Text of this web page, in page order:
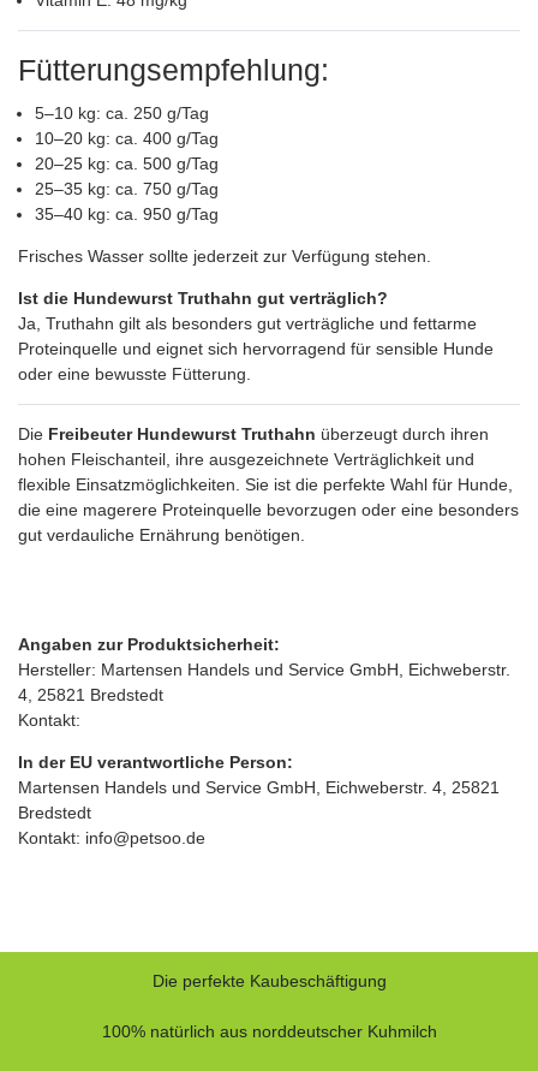
Fütterungsempfehlung:
5–10 kg: ca. 250 g/Tag
10–20 kg: ca. 400 g/Tag
20–25 kg: ca. 500 g/Tag
25–35 kg: ca. 750 g/Tag
35–40 kg: ca. 950 g/Tag
Frisches Wasser sollte jederzeit zur Verfügung stehen.
Ist die Hundewurst Truthahn gut verträglich?
Ja, Truthahn gilt als besonders gut verträgliche und fettarme
Proteinquelle und eignet sich hervorragend für sensible Hunde
oder eine bewusste Fütterung.
Die Freibeuter Hundewurst Truthahn überzeugt durch ihren
hohen Fleischanteil, ihre ausgezeichnete Verträglichkeit und
flexible Einsatzmöglichkeiten. Sie ist die perfekte Wahl für Hunde,
die eine magerere Proteinquelle bevorzugen oder eine besonders
gut verdauliche Ernährung benötigen.
Angaben zur Produktsicherheit:
Hersteller: Martensen Handels und Service GmbH, Eichweberstr.
4, 25821 Bredstedt
Kontakt:
In der EU verantwortliche Person:
Martensen Handels und Service GmbH, Eichweberstr. 4, 25821
Bredstedt
Kontakt: info@petsoo.de
Die perfekte Kaubeschäftigung
100% natürlich aus norddeutscher Kuhmilch